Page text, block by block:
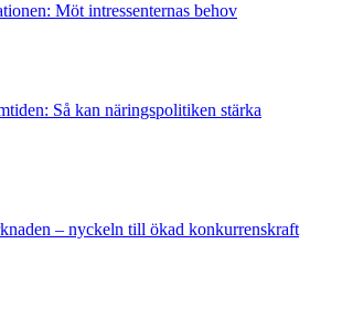
Möt intressenternas behov
Så kan näringspolitiken stärka
– nyckeln till ökad konkurrenskraft